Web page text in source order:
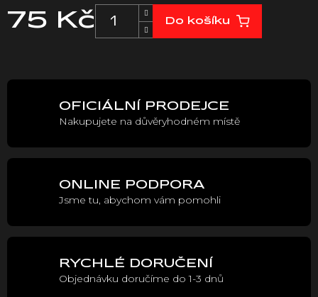
75 Kč
cena:
Do košíku
OFICIÁLNÍ PRODEJCE
Nakupujete na důvěryhodném místě
ONLINE PODPORA
Jsme tu, abychom vám pomohli
RYCHLÉ DORUČENÍ
Objednávku doručíme do 1-3 dnů